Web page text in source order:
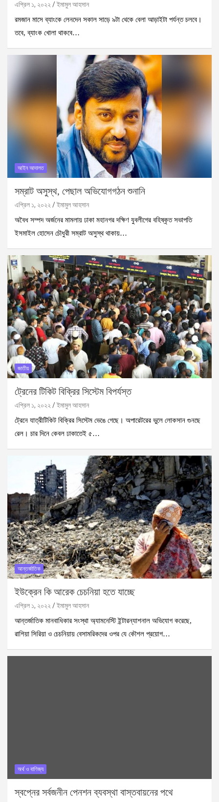
এপ্রিল ১, ২০২২
ইমামুল আহসান
রমজান মাসে ব্যাংকে লেনদেন সকাল সাড়ে ৯টা থেকে বেলা আড়াইটা পর্যন্ত চলবে।
তবে, ব্যাংক খোলা থাকবে…
আইন আদালত
সম্রাট অসুস্থ, পেছাল অভিযোগগঠন শুনানি
এপ্রিল ১, ২০২২
ইমামুল আহসান
অবৈধ সম্পদ অর্জনের মামলায় ঢাকা মহানগর দক্ষিণ যুবলীগের বহিষ্কৃত সভাপতি
ইসমাইল হোসেন চৌধুরী সম্রাট অসুস্থ থাকায়…
জাতীয়
ট্রেনের টিকিট বিক্রির সিস্টেম বিপর্যস্ত
এপ্রিল ১, ২০২২
ইমামুল আহসান
ট্রেনে যাত্রীটিকিট বিক্রির সিস্টেম ভেঙে গেছে। অপারেটরের ভুলে লোকসান গুনছে
রেল। চার দিনে কেবল ঢাকাতেই ৫…
আন্তর্জাতিক
ইউক্রেন কি আরেক চেচনিয়া হতে যাচ্ছে
এপ্রিল ১, ২০২২
ইমামুল আহসান
আন্তর্জাতিক মানবাধিকার সংস্থা অ্যামনেস্টি ইন্টারন্যাশনাল অভিযোগ করেছে,
রাশিয়া সিরিয়া ও চেচনিয়ায় বেসামরিকদের ওপর যে কৌশল প্রয়োগ…
অর্থ ও বাণিজ্য
স্বপ্নের সর্বজনীন পেনশন ব্যবস্থা বাস্তবায়নের পথে